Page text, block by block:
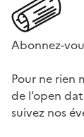
Abonnez-
Pour ne rien
de l’open
suivez nos